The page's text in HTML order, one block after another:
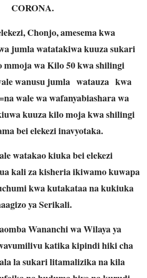
CORONA.
Chonjo, amesema kwa
jumla watatakiwa kuuza sukari
mmoja wa Kilo 50 kwa shilingi
wanusu jumla watauza kwa
wale wa wafanyabiashara wa
kuuza kilo moja kwa shilingi
bei elekezi inavyotaka.
watakao kiuka bei elekezi
kali za kisheria ikiwamo kuwapa
kwa kutakataa na kukiuka
ya Serikali.
Wananchi wa Wilaya ya
katika kipindi hiki cha
la sukari litamalizika na kila